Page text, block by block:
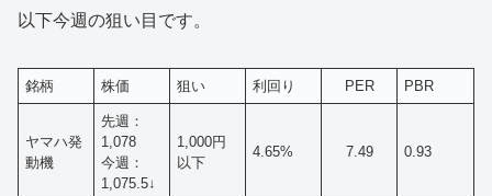
以下今週の狙い目です。
銘柄 株価 狙い 利回り PER PBR
ヤマハ発
動機
先週：
1,078
今週：
1,075.5↓
1,000円
以下
4.65% 7.49 0.93